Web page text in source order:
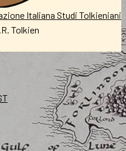
Italiana Studi Tolkieniani
Tolkien